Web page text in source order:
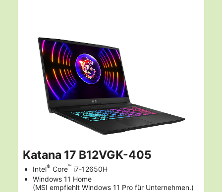
Katana 17 B12VGK-405
Intel® Core™ i7-12650H
Windows 11 Home
(MSI empfiehlt Windows 11 Pro für Unternehmen.)